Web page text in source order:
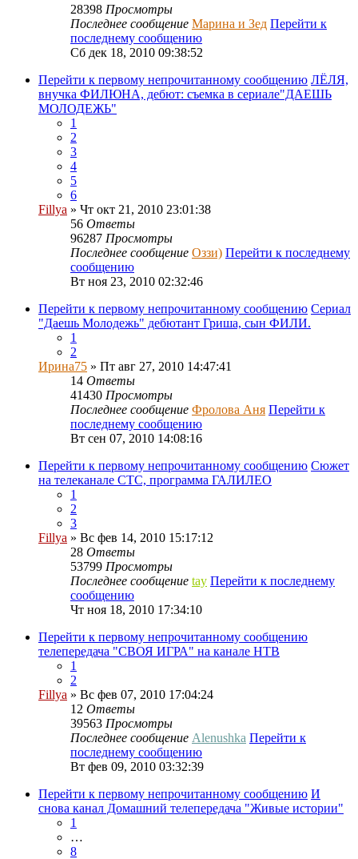
28398 Просмотры
Последнее сообщение Марина и Зед Перейти к
последнему сообщению
Сб дек 18, 2010 09:38:52
Перейти к первому непрочитанному сообщению ЛЁЛЯ,
внучка ФИЛЮНА, дебют: съемка в сериале"ДАЕШЬ
МОЛОДЕЖЬ"
1
2
3
4
5
6
Fillya » Чт окт 21, 2010 23:01:38
56 Ответы
96287 Просмотры
Последнее сообщение Оззи) Перейти к последнему
сообщению
Вт ноя 23, 2010 02:32:46
Перейти к первому непрочитанному сообщению Сериал
"Даешь Молодежь" дебютант Гриша, сын ФИЛИ.
1
2
Ирина75 » Пт авг 27, 2010 14:47:41
14 Ответы
41430 Просмотры
Последнее сообщение Фролова Аня Перейти к
последнему сообщению
Вт сен 07, 2010 14:08:16
Перейти к первому непрочитанному сообщению Сюжет
на телеканале СТС, программа ГАЛИЛЕО
1
2
3
Fillya » Вс фев 14, 2010 15:17:12
28 Ответы
53799 Просмотры
Последнее сообщение tay Перейти к последнему
сообщению
Чт ноя 18, 2010 17:34:10
Перейти к первому непрочитанному сообщению
телепередача "СВОЯ ИГРА" на канале НТВ
1
2
Fillya » Вс фев 07, 2010 17:04:24
12 Ответы
39563 Просмотры
Последнее сообщение Alenushka Перейти к
последнему сообщению
Вт фев 09, 2010 03:32:39
Перейти к первому непрочитанному сообщению И
снова канал Домашний телепередача "Живые истории"
1
…
8